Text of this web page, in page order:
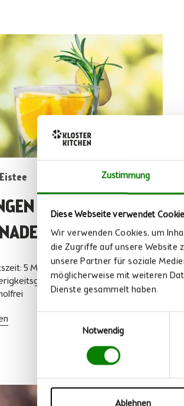
Zustimmung
Diese Webseite verwendet
Wir verwenden Cookies, um
die Zugriffe auf unsere Website
unsere Partner für soziale
möglicherweise mit weiteren
Dienste gesammelt haben.
Notwendig
ZITRONEN
MIT INGWER
5 Minuten |
Mittel | 🌱 Vegan | 💛 Mit